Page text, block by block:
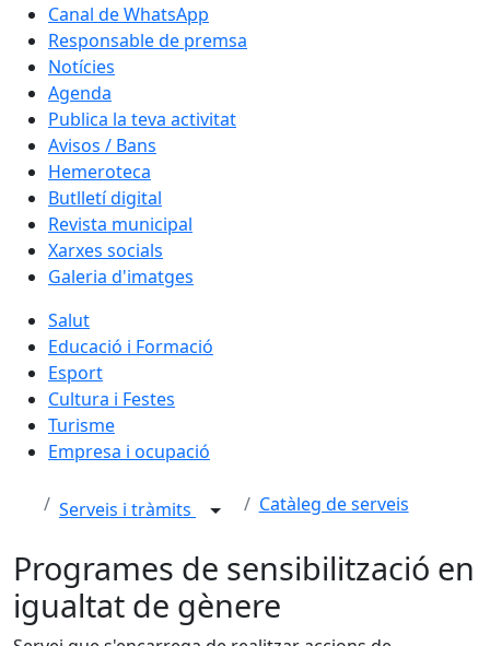
Canal de WhatsApp
Responsable de premsa
Notícies
Agenda
Publica la teva activitat
Avisos / Bans
Hemeroteca
Butlletí digital
Revista municipal
Xarxes socials
Galeria d'imatges
Salut
Educació i Formació
Esport
Cultura i Festes
Turisme
Empresa i ocupació
Serveis i tràmits Catàleg de serveis
Programes de sensibilització en
igualtat de gènere